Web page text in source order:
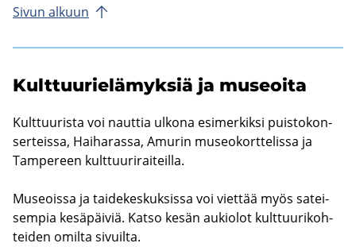
Sivun al­kuun
Kult­tuu­rie­lä­myk­siä ja museoi­ta
Kult­tuu­ris­ta voi naut­tia ul­ko­na esi­mer­kik­si puis­to­kon­
ser­teis­sa, Hai­ha­ras­sa, Amu­rin museo­kort­te­lis­sa ja
Tam­pe­reen kult­tuu­ri­rai­teil­la.
Museois­sa ja tai­de­kes­kuk­sis­sa voi viet­tää myös sa­tei­
sem­pia ke­sä­päi­viä. Katso kesän au­kio­lot kult­tuu­ri­koh­
tei­den omil­ta si­vuil­ta.